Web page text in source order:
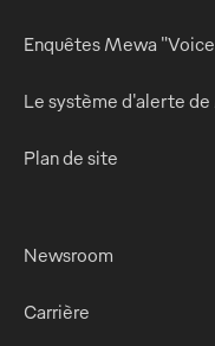
Enquêtes Mewa
Le système d'alerte
Plan de site
Newsroom
Carrière